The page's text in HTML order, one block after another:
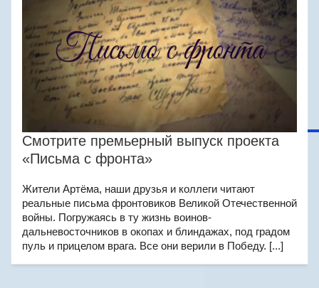
Смотрите премьерный выпуск проекта
«Письма с фронта»
Жители Артёма, наши друзья и коллеги читают
реальные письма фронтовиков Великой Отечественной
войны. Погружаясь в ту жизнь воинов-
дальневосточников в окопах и блиндажах, под градом
пуль и прицелом врага. Все они верили в Победу. [...]